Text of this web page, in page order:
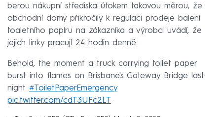
berou nákupní střediska útokem takovou měrou, že
obchodní domy přikročily k regulaci prodeje balení
toaletního papíru na zákazníka a výrobci uvádí, že
jejich linky pracují 24 hodin denně.
Behold, the moment a truck carrying toilet paper
burst into flames on Brisbane's Gateway Bridge last
night #ToiletPaperEmergency
pic.twitter.com/cdT3UFc2LT